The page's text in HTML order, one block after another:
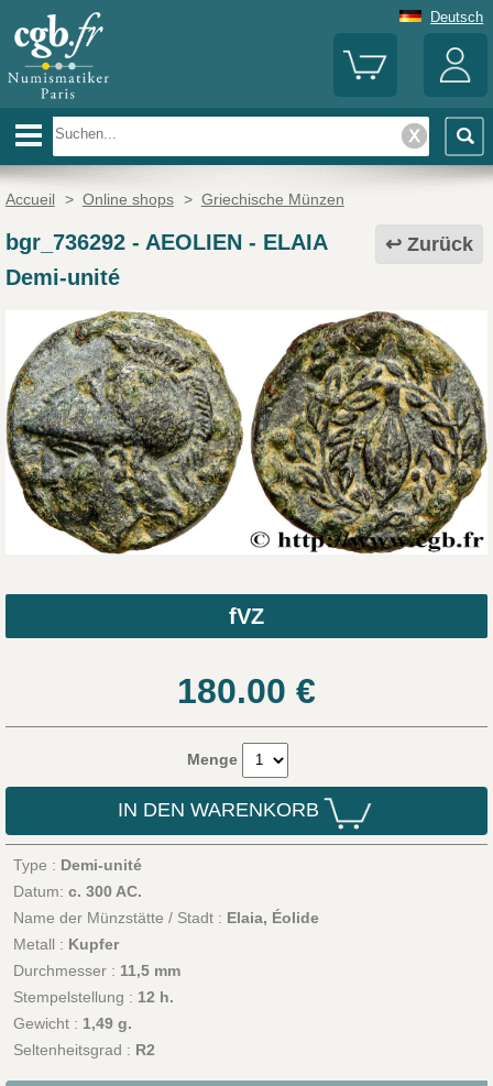
Deutsch
Accueil > Online shops > Griechische Münzen
Zurück
bgr_736292- AEOLIEN - ELAIA
Demi-unité
fVZ
180.00 €
Menge
IN DEN WARENKORB
Type : Demi-unité
Datum: c. 300 AC.
Name der Münzstätte / Stadt : Elaia, Éolide
Metall : Kupfer
Durchmesser : 11,5 mm
Stempelstellung : 12 h.
Gewicht : 1,49 g.
Seltenheitsgrad : R2